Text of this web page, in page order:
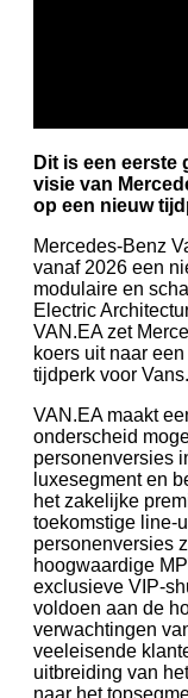
Dit is een eerste
visie van
op een nieuw
Mercedes-Benz
vanaf 2026 een
modulaire en
Electric
VAN.EA zet
koers uit naar
tijdperk voor Vans.
VAN.EA maakt
onderscheid
personenversies
luxesegment en
het zakelijke
toekomstige line-
personenversies
hoogwaardige
exclusieve VIP-
voldoen aan de
verwachtingen
veeleisende
uitbreiding van
naar het